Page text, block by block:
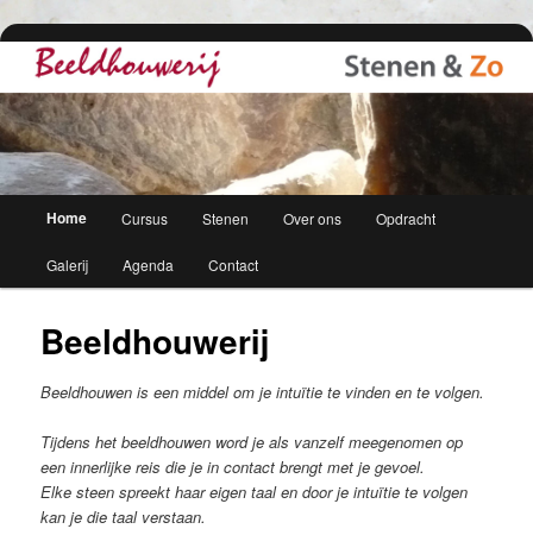
Beeldhouwerij
Cursussen, beelden en stenen
Spring
naar
Spring
naar
Home Cursus Stenen Over ons Opdracht
Galerij Agenda Contact
Beeldhouwerij
Beeldhouwen is een middel om je intuïtie te vinden en te volgen.
Tijdens het beeldhouwen word je als vanzelf meegenomen op
een innerlijke reis die je in contact brengt met je gevoel.
Elke steen spreekt haar eigen taal en door je intuïtie te volgen
kan je die taal verstaan.